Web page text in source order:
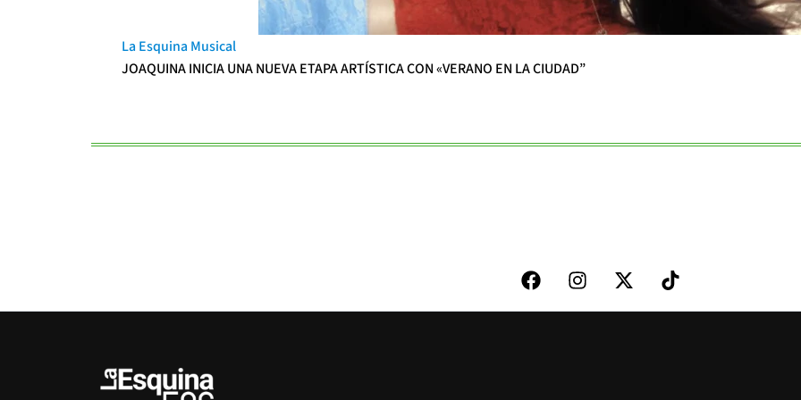
La Esquina Musical
JOAQUINA INICIA UNA NUEVA ETAPA ARTÍSTICA CON «VERANO EN LA CIUDAD”